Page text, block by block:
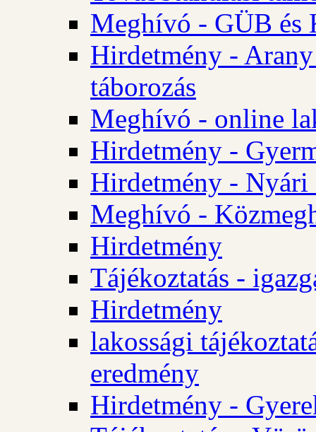
Meghívó - GÜB és
Hirdetmény - Arany
táborozás
Meghívó - online
Hirdetmény -
Hirdetmény - Nyári
Meghívó -
Hirdetmény
Tájékoztatás -
Hirdetmény
lakossági
eredmény
Hirdetmény -